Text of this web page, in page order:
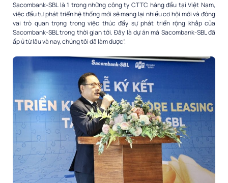
Sacombank-SBL là 1 trong những công ty CTTC hàng đầu tại Việt Nam,
việc đầu tư phát triển hệ thống mới sẽ mang lại nhiều cơ hội mới và đóng
vai trò quan trọng trong việc thúc đẩy sự phát triển rộng khắp của
Sacombank-SBL trong thời gian tới. Đây là dự án mà Sacombank-SBL đã
ấp ủ từ lâu và nay, chúng tôi đã làm được”.